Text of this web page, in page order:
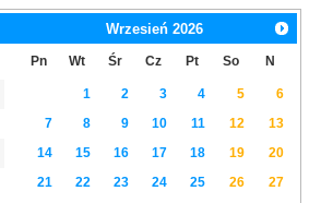
Wrzesień 2026
Pn Wt Śr Cz Pt So N
1 2 3 4 5
6
7
8 9 10 11 12
13
14
15 16 17 18 19
20
21
22 23 24 25 26
27